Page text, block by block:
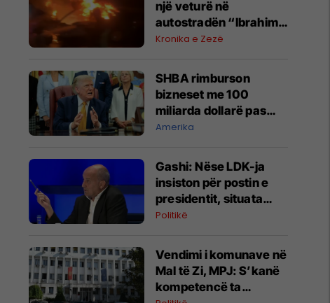
një veturë në
autostradën “Ibrahim
Rugova”
Kronika e Zezë
SHBA rimburson
bizneset me 100
miliarda dollarë pas
anulimit të tarifave të
Amerika
Gashi: Nëse LDK-ja
insiston për postin e
presidentit, situata
komplikohet - pres që
Politikë
Vendimi i komunave në
Mal të Zi, MPJ: S’kanë
kompetencë ta